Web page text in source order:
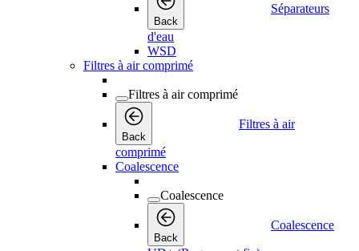
Back
Séparateurs
d'eau
WSD
Filtres à air comprimé
Filtres à air comprimé
Back
Filtres à air
comprimé
Coalescence
Coalescence
Back
Coalescence